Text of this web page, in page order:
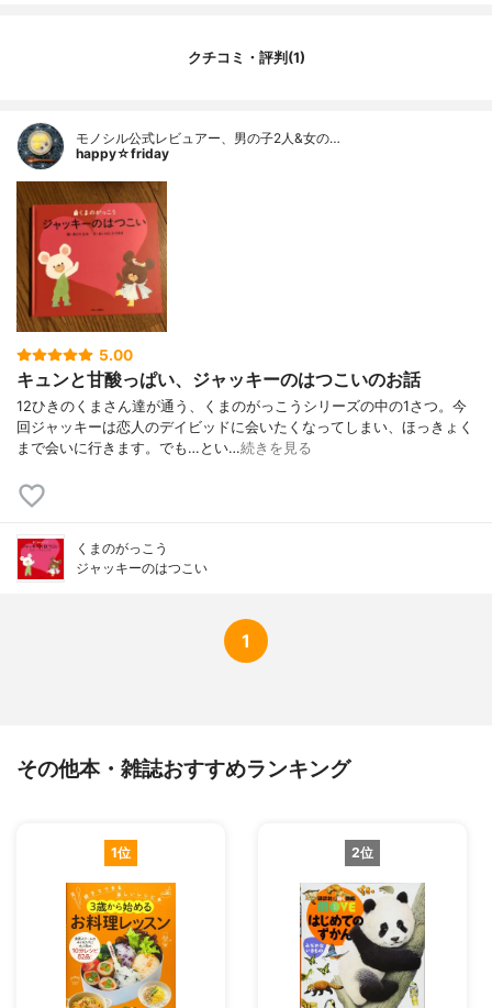
クチコミ・評判(1)
モノシル公式レビュアー、男の子2人&女の…
happy☆friday
5.00
キュンと甘酸っぱい、ジャッキーのはつこいのお話
12ひきのくまさん達が通う、くまのがっこうシリーズの中の1さつ。今
回ジャッキーは恋人のデイビッドに会いたくなってしまい、ほっきょく
まで会いに行きます。でも…とい…続きを見る
くまのがっこう
ジャッキーのはつこい
1
その他本・雑誌おすすめランキング
1位 2位